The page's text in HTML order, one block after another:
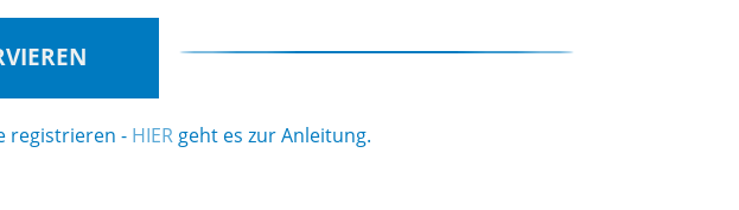
registrieren - HIER geht es zur Anleitung.